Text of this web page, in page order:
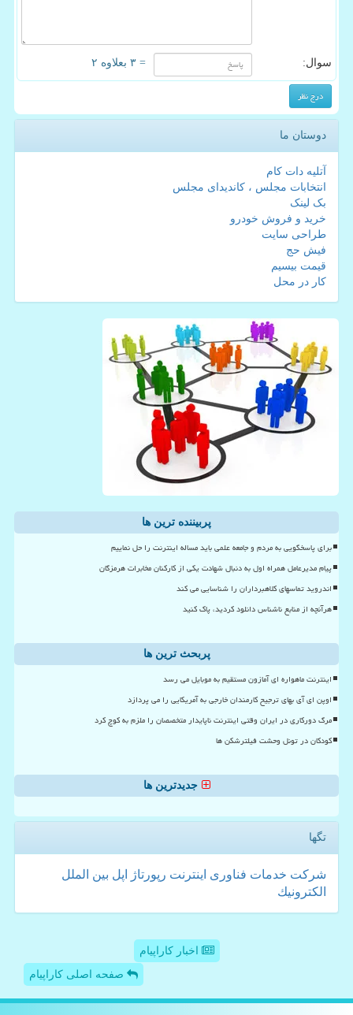
سوال: = ۳ بعلاوه ۲
دوستان ما
آتلیه دات کام
انتخابات مجلس ، کاندیدای مجلس
بک لینک
خرید و فروش خودرو
طراحی سایت
فیش حج
قیمت بیسیم
کار در محل
پربیننده ترین ها
برای پاسخگویی به مردم و جامعه علمی باید مساله اینترنت را حل نماییم
پیام مدیرعامل همراه اول به دنبال شهادت یکی از کارکنان مخابرات هرمزگان
اندروید تماسهای کلاهبرداران را شناسایی می کند
هرآنچه از منابع ناشناس دانلود کردید، پاک کنید
پربحث ترین ها
اینترنت ماهواره ای آمازون مستقیم به موبایل می رسد
اوپن ای آی بهای ترجیح کارمندان خارجی به آمریکایی را می پردازد
مرگ دورکاری در ایران وقتی اینترنت ناپایدار متخصصان را ملزم به کوچ کرد
کودکان در تونل وحشت فیلترشکن ها
جدیدترین ها
تگها
شركت خدمات فناوری اینترنت رپورتاژ اپل بین الملل
الكترونیك
اخبار کاراپیام
صفحه اصلی کاراپیام